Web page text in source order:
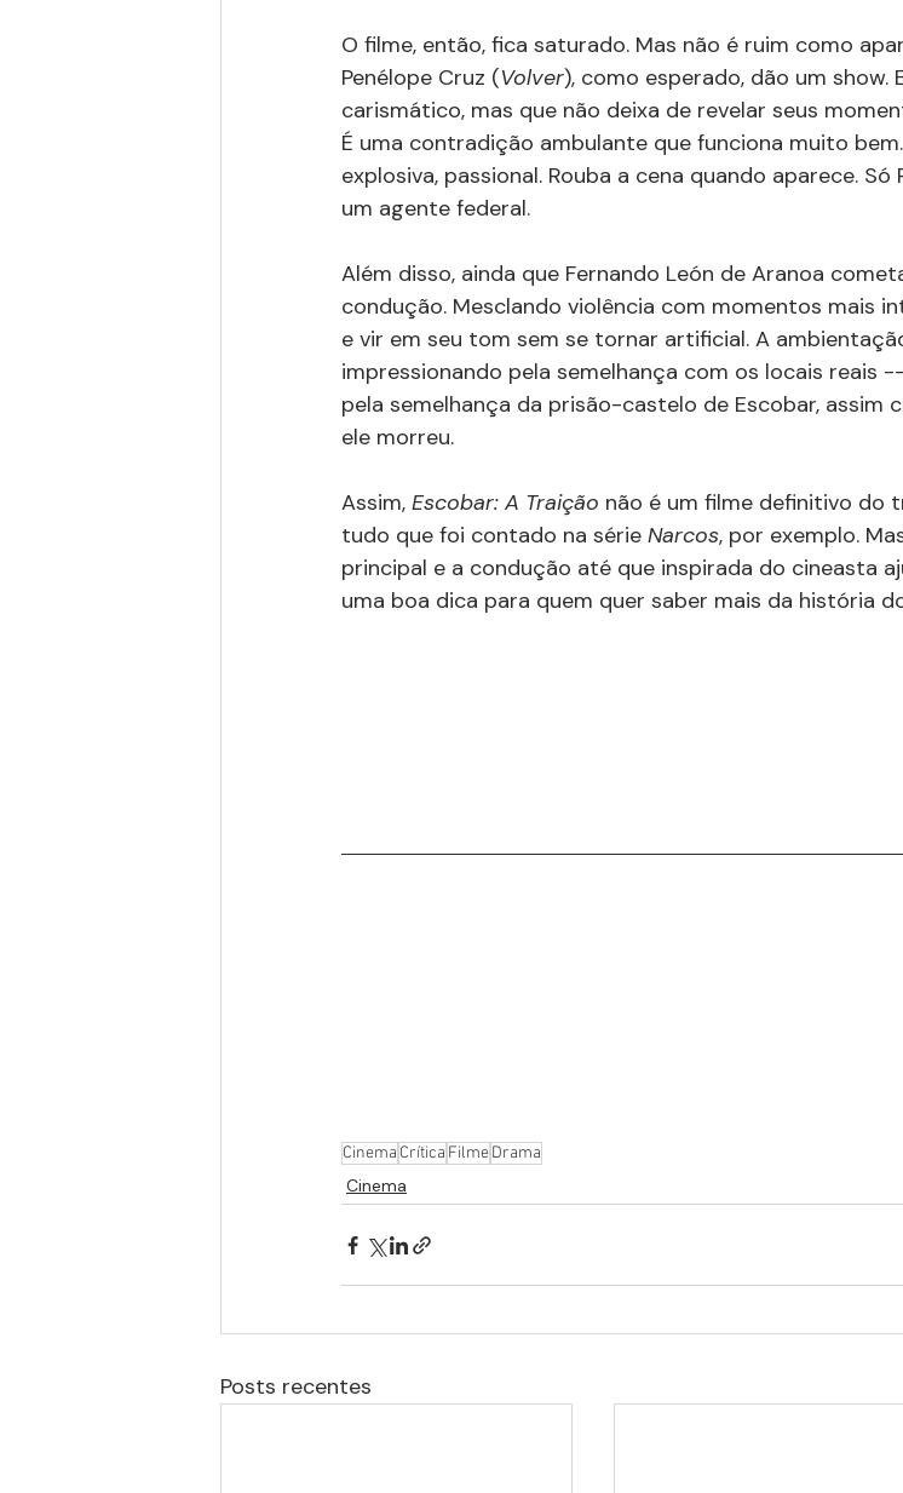
O filme, então, fica saturado. Mas não é ruim como
Penélope Cruz (Volver), como esperado, dão um show.
carismático, mas que não deixa de revelar seus
É uma contradição ambulante que funciona muito
explosiva, passional. Rouba a cena quando aparece.
um agente federal.
Além disso, ainda que Fernando León de Aranoa
condução. Mesclando violência com momentos mais
e vir em seu tom sem se tornar artificial. A
impressionando pela semelhança com os locais reais
pela semelhança da prisão-castelo de Escobar, assim
ele morreu.
Assim, Escobar: A Traição não é um filme definitivo do
tudo que foi contado na série Narcos, por exemplo.
principal e a condução até que inspirada do cineasta
uma boa dica para quem quer saber mais da história
Cinema Crítica FilmeDrama
Cinema
Posts recentes